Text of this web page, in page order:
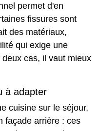
permet d'en
fissures sont
des matériaux,
qui exige une
cas, il vaut mieux
à adapter
cuisine sur le séjour,
façade arrière : ces